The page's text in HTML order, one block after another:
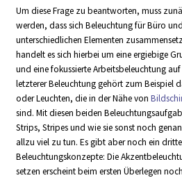
Um diese Frage zu beantworten, muss
werden, dass sich Beleuchtung für Büro
unterschiedlichen Elementen
handelt es sich hierbei um eine ergiebige
und eine fokussierte Arbeitsbeleuchtung
letzterer Beleuchtung gehört zum Beispiel
oder Leuchten, die in der Nähe von
sind. Mit diesen beiden
Strips, Stripes und wie sie sonst noch
allzu viel zu tun. Es gibt aber noch ein
Beleuchtungskonzepte: Die
setzen erscheint beim ersten Überlegen